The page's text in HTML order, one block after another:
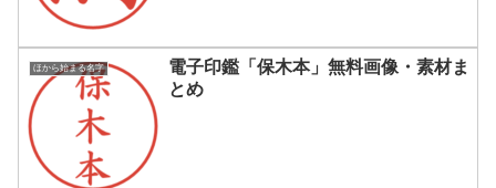
ほから始まる名字
電子印鑑「保木本」無料画像・素材ま
とめ